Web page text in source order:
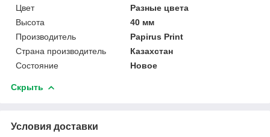
Цвет
Разные цвета
Высота
40 мм
Производитель
Papirus Print
Страна производитель
Казахстан
Состояние
Новое
Скрыть
Условия доставки